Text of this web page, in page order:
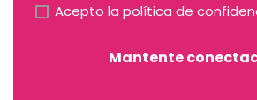
Acepto la política de
Mantente